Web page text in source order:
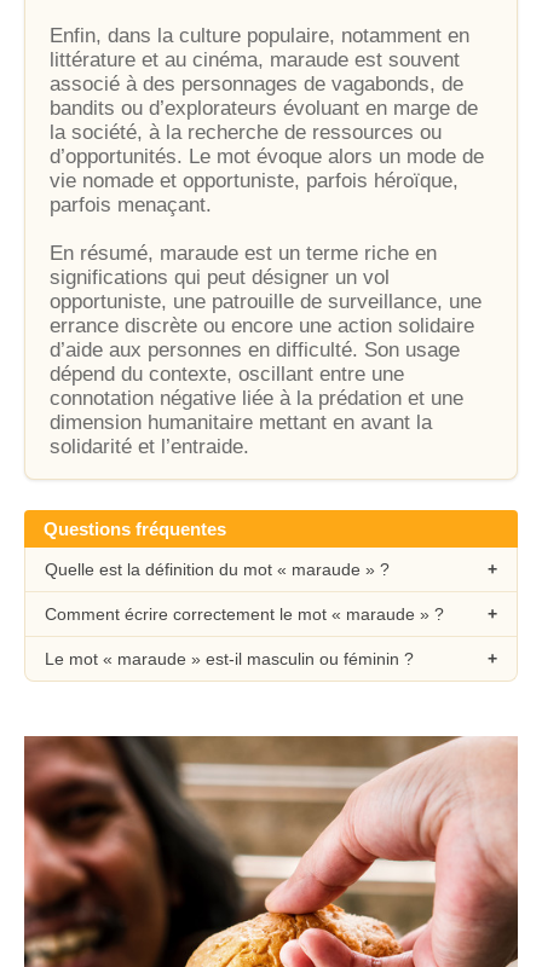
Enfin, dans la culture populaire, notamment en
littérature et au cinéma, maraude est souvent
associé à des personnages de vagabonds, de
bandits ou d’explorateurs évoluant en marge de
la société, à la recherche de ressources ou
d’opportunités. Le mot évoque alors un mode de
vie nomade et opportuniste, parfois héroïque,
parfois menaçant.
En résumé, maraude est un terme riche en
significations qui peut désigner un vol
opportuniste, une patrouille de surveillance, une
errance discrète ou encore une action solidaire
d’aide aux personnes en difficulté. Son usage
dépend du contexte, oscillant entre une
connotation négative liée à la prédation et une
dimension humanitaire mettant en avant la
solidarité et l’entraide.
Questions fréquentes
Quelle est la définition du mot « maraude » ?
Comment écrire correctement le mot « maraude » ?
Le mot « maraude » est-il masculin ou féminin ?